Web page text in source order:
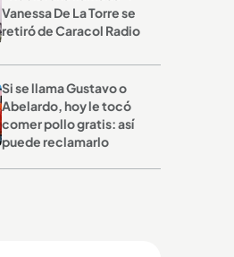
Vanessa De La Torre se
retiró de Caracol Radio
Si se llama Gustavo o
Abelardo, hoy le tocó
comer pollo gratis: así
puede reclamarlo